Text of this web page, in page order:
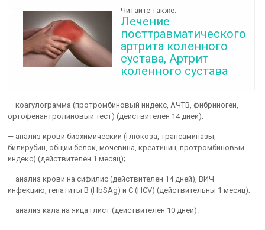
Читайте также:
Лечение
посттравматического
артрита коленного
сустава, Артрит
коленного сустава
— коагулограмма (протромбиновый индекс, АЧТВ, фибриноген,
ортофенантролиновый тест) (действителен 14 дней);
— анализ крови биохимический (глюкоза, трансаминазы,
билирубин, общий белок, мочевина, креатинин, протромбиновый
индекс) (действителен 1 месяц);
— анализ крови на сифилис (действителен 14 дней), ВИЧ –
инфекцию, гепатиты В (HbSAg) и С (НCV) (действительны 1 месяц);
— анализ кала на яйца глист (действителен 10 дней).